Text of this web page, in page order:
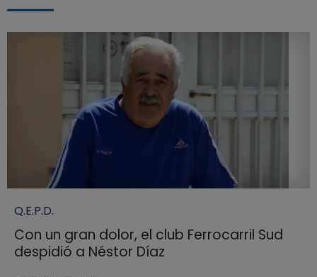
Q.E.P.D.
Con un gran dolor, el club Ferrocarril Sud
despidió a Néstor Díaz